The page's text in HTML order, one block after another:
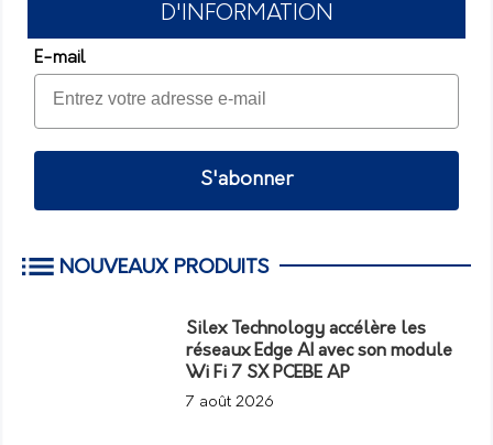
D'INFORMATION
E-mail
S'abonner
NOUVEAUX PRODUITS
Silex Technology accélère les
réseaux Edge AI avec son module
Wi Fi 7 SX PCEBE AP
7 août 2026